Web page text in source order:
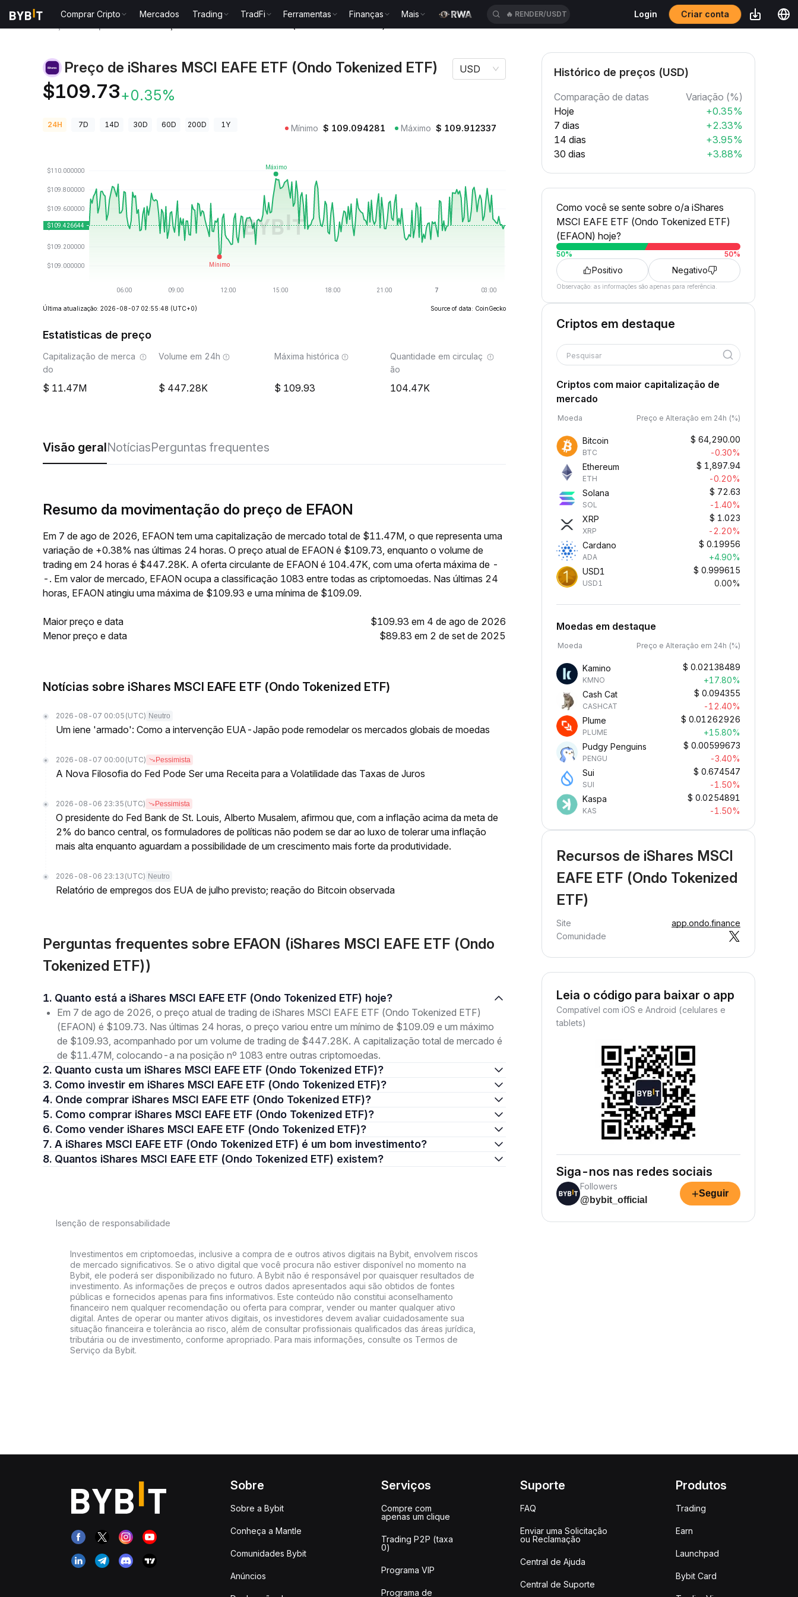
Comprar Cripto Mercados Trading TradFi Ferramentas Finanças Mais 🔥 RENDER/USDT Login Criar conta
Preço de iShares MSCI EAFE ETF (Ondo Tokenized ETF)
EFAON
$109.73+0.35%
USD
24H 7D 14D 30D 60D 200D 1Y Mínimo $ 109.094281 Máximo $ 109.912337
Última atualização: 2026-08-07 02:55:48 (UTC+0) Source of data: CoinGecko
Estatisticas de preço
Capitalização de merca
do
11.47M
Volume em 24h
447.28K
Máxima histórica
109.93
Quantidade em circulaç
ão
104.47K
Visão geralNotíciasPerguntas frequentes
Resumo da movimentação do preço de EFAON
Em 7 de ago de 2026, EFAON tem uma capitalização de mercado total de $11.47M, o que representa uma
variação de +0.38% nas últimas 24 horas. O preço atual de EFAON é $109.73, enquanto o volume de
trading em 24 horas é $447.28K. A oferta circulante de EFAON é 104.47K, com uma oferta máxima de -
-. Em valor de mercado, EFAON ocupa a classificação 1083 entre todas as criptomoedas. Nas últimas 24
horas, EFAON atingiu uma máxima de $109.93 e uma mínima de $109.09.
Maior preço e data
$109.93 em 4 de ago de 2026
Menor preço e data
$89.83 em 2 de set de 2025
Notícias sobre iShares MSCI EAFE ETF (Ondo Tokenized ETF)
2026-08-07 00:05 (UTC) Neutro
Um iene 'armado': Como a intervenção EUA-Japão pode remodelar os mercados globais de moedas
2026-08-07 00:00 (UTC) Pessimista
A Nova Filosofia do Fed Pode Ser uma Receita para a Volatilidade das Taxas de Juros
2026-08-06 23:35 (UTC) Pessimista
O presidente do Fed Bank de St. Louis, Alberto Musalem, afirmou que, com a inflação acima da meta de
2% do banco central, os formuladores de políticas não podem se dar ao luxo de tolerar uma inflação
mais alta enquanto aguardam a possibilidade de um crescimento mais forte da produtividade.
2026-08-06 23:13 (UTC) Neutro
Relatório de empregos dos EUA de julho previsto; reação do Bitcoin observada
Perguntas frequentes sobre EFAON (iShares MSCI EAFE ETF (Ondo
Tokenized ETF))
1. Quanto está a iShares MSCI EAFE ETF (Ondo Tokenized ETF) hoje?
Em 7 de ago de 2026, o preço atual de trading de iShares MSCI EAFE ETF (Ondo Tokenized ETF)
(EFAON) é $109.73. Nas últimas 24 horas, o preço variou entre um mínimo de $109.09 e um máximo
de $109.93, acompanhado por um volume de trading de $447.28K. A capitalização total de mercado é
de $11.47M, colocando-a na posição nº 1083 entre outras criptomoedas.
2. Quanto custa um iShares MSCI EAFE ETF (Ondo Tokenized ETF)?
3. Como investir em iShares MSCI EAFE ETF (Ondo Tokenized ETF)?
4. Onde comprar iShares MSCI EAFE ETF (Ondo Tokenized ETF)?
5. Como comprar iShares MSCI EAFE ETF (Ondo Tokenized ETF)?
6. Como vender iShares MSCI EAFE ETF (Ondo Tokenized ETF)?
7. A iShares MSCI EAFE ETF (Ondo Tokenized ETF) é um bom investimento?
8. Quantos iShares MSCI EAFE ETF (Ondo Tokenized ETF) existem?
Isenção de responsabilidade
Investimentos em criptomoedas, inclusive a compra de e outros ativos digitais na Bybit, envolvem riscos
de mercado significativos. Se o ativo digital que você procura não estiver disponível no momento na
Bybit, ele poderá ser disponibilizado no futuro. A Bybit não é responsável por quaisquer resultados de
investimento. As informações de preços e outros dados apresentados aqui são obtidos de fontes
públicas e fornecidos apenas para fins informativos. Este conteúdo não constitui aconselhamento
financeiro nem qualquer recomendação ou oferta para comprar, vender ou manter qualquer ativo
digital. Antes de operar ou manter ativos digitais, os investidores devem avaliar cuidadosamente sua
situação financeira e tolerância ao risco, além de consultar profissionais qualificados das áreas jurídica,
tributária ou de investimento, conforme apropriado. Para mais informações, consulte os Termos de
Serviço da Bybit.
Histórico de preços (USD)
Comparação de datas
Variação (%)
Hoje
+0.35%
7 dias
+2.33%
14 dias
+3.95%
30 dias
+3.88%
Como você se sente sobre o/a iShares
MSCI EAFE ETF (Ondo Tokenized ETF)
(EFAON) hoje?
50% 50%
Positivo Negativo
Observação: as informações são apenas para referência.
Criptos em destaque
Pesquisar
Criptos com maior capitalização de
mercado
Moeda Preço e Alteração em 24h (%)
Bitcoin
BTC
$ 64,290.00
-0.30%
Ethereum
ETH
$ 1,897.94
-0.20%
Solana
SOL
$ 72.63
-1.40%
XRP
XRP
$ 1.023
-2.20%
Cardano
ADA
$ 0.19956
+4.90%
USD1
USD1
$ 0.999615
0.00%
Moedas em destaque
Moeda Preço e Alteração em 24h (%)
Kamino
KMNO
$ 0.02138489
+17.80%
Cash Cat
CASHCAT
$ 0.094355
-12.40%
Plume
PLUME
$ 0.01262926
+15.80%
Pudgy Penguins
PENGU
$ 0.00599673
-3.40%
Sui
SUI
$ 0.674547
-1.50%
Kaspa
KAS
$ 0.0254891
-1.50%
Recursos de iShares MSCI
EAFE ETF (Ondo Tokenized
ETF)
Site
app.ondo.finance
Comunidade
Leia o código para baixar o app
Compatível com iOS e Android (celulares e
tablets)
Siga-nos nas redes sociais
Followers
@bybit_official
+Seguir
Sobre
Sobre a Bybit
Conheça a Mantle
Comunidades Bybit
Anúncios
Serviços
Compre com
apenas um clique
Trading P2P (taxa
0)
Programa VIP
Programa de
Suporte
FAQ
Enviar uma Solicitação
ou Reclamação
Central de Ajuda
Central de Suporte
Produtos
Trading
Earn
Launchpad
Bybit Card